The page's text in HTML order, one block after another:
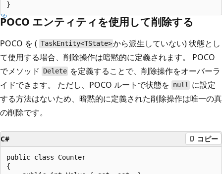
POCO エンティティを使用して削除する
POCO を ( TaskEntity<TState>から派生していない) 状態とし
て使用する場合、削除操作は暗黙的に定義されます。 POCO
でメソッド
Delete を定義することで、削除操作をオーバーラ
イドできます。 ただし、POCO ルートで状態を null に設定
する方法はないため、暗黙的に定義された削除操作は唯一の真
の削除です。
C# コピー
public class Counter
{